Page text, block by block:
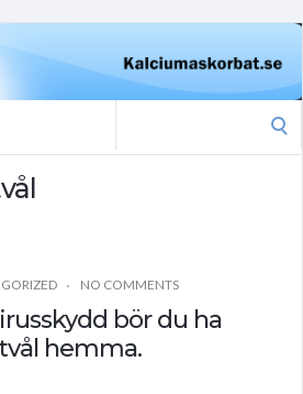
NO COMMENTS
bör du ha
hemma.